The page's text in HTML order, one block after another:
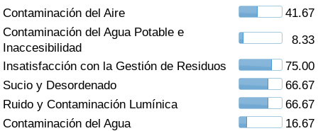
Contaminación del Aire
41.67
Contaminación del Agua Potable e
Inaccesibilidad
8.33
Insatisfacción con la Gestión de Residuos
75.00
Sucio y Desordenado
66.67
Ruido y Contaminación Lumínica
66.67
Contaminación del Agua
16.67
Índice de costo de vida por país
en aqaba
Índice de Precios de Inmuebles por País
Índice de calidad de vida por país
Delincuencia
Calificación del Índice de Criminalidad
(Actual)